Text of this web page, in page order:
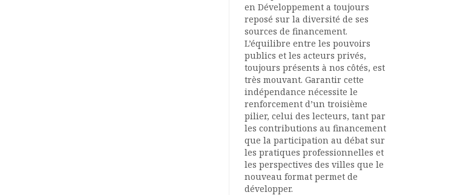
en Développement a toujours
reposé sur la diversité de ses
sources de financement.
L’équilibre entre les pouvoirs
publics et les acteurs privés,
toujours présents à nos côtés, est
très mouvant. Garantir cette
indépendance nécessite le
renforcement d’un troisième
pilier, celui des lecteurs, tant par
les contributions au financement
que la participation au débat sur
les pratiques professionnelles et
les perspectives des villes que le
nouveau format permet de
développer.